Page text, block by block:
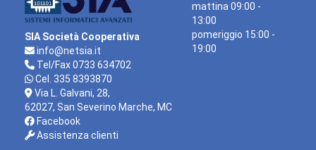
SIA Società Cooperativa
info@netsia.it
Tel/Fax 0733 634702
Cel. 335 8393870
Via L. Galvani, 28,
62027, San Severino Marche, MC
Facebook
Assistenza clienti
mattina 09:00 -
13:00
pomeriggio 15:00 -
19:00